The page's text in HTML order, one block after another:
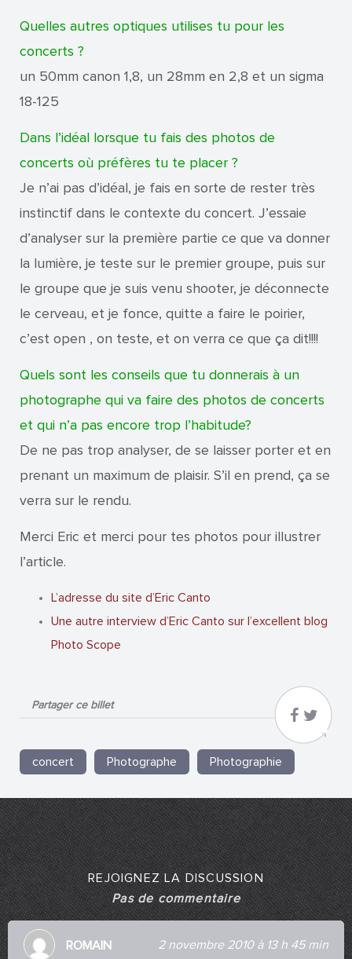
Quelles autres optiques utilises tu pour les
concerts ?
un 50mm canon 1,8, un 28mm en 2,8 et un sigma
18-125
Dans l’idéal lorsque tu fais des photos de
concerts où préfères tu te placer ?
Je n’ai pas d’idéal, je fais en sorte de rester très
instinctif dans le contexte du concert. J’essaie
d’analyser sur la première partie ce que va donner
la lumière, je teste sur le premier groupe, puis sur
le groupe que je suis venu shooter, je déconnecte
le cerveau, et je fonce, quitte a faire le poirier,
c’est open , on teste, et on verra ce que ça dit!!!!
Quels sont les conseils que tu donnerais à un
photographe qui va faire des photos de concerts
et qui n’a pas encore trop l’habitude?
De ne pas trop analyser, de se laisser porter et en
prenant un maximum de plaisir. S’il en prend, ça se
verra sur le rendu.
Merci Eric et merci pour tes photos pour illustrer
l’article.
L’adresse du site d’Eric Canto
Une autre interview d’Eric Canto sur l’excellent blog
Photo Scope
Partager ce billet
concert Photographe Photographie
REJOIGNEZ LA DISCUSSION
Pas de commentaire
ROMAIN 2 novembre 2010 à 13 h 45 min